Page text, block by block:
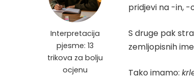
Interpretacija
pjesme: 13
trikova za bolju
ocjenu
pridjevi na -in, -
S druge pak
zemljopisnih
Tako imamo: